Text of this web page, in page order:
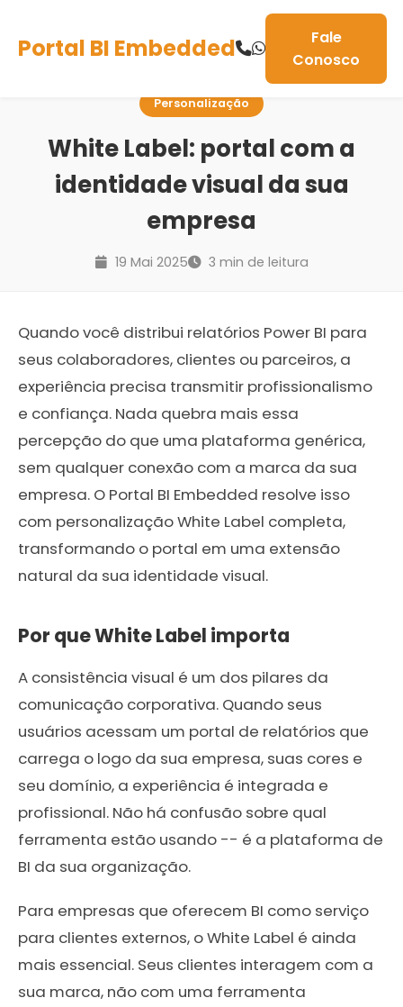
Portal BI Embedded
Fale
Conosco
Personalização
White Label: portal com a
identidade visual da sua
empresa
19 Mai 2025 3 min de leitura
Quando você distribui relatórios Power BI para
seus colaboradores, clientes ou parceiros, a
experiência precisa transmitir profissionalismo
e confiança. Nada quebra mais essa
percepção do que uma plataforma genérica,
sem qualquer conexão com a marca da sua
empresa. O Portal BI Embedded resolve isso
com personalização White Label completa,
transformando o portal em uma extensão
natural da sua identidade visual.
Por que White Label importa
A consistência visual é um dos pilares da
comunicação corporativa. Quando seus
usuários acessam um portal de relatórios que
carrega o logo da sua empresa, suas cores e
seu domínio, a experiência é integrada e
profissional. Não há confusão sobre qual
ferramenta estão usando -- é a plataforma de
BI da sua organização.
Para empresas que oferecem BI como serviço
para clientes externos, o White Label é ainda
mais essencial. Seus clientes interagem com a
sua marca, não com uma ferramenta